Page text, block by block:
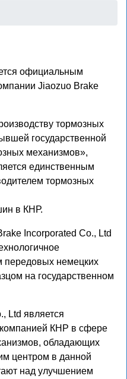
официальным
Jiaozuo Brake
тормозных
государственной
механизмов»,
единственным
тормозных
в КНР.
Incorporated Co., Ltd
передовых немецких
на государственном
Ltd является
КНР в сфере
обладающих
центром в данной
над улучшением